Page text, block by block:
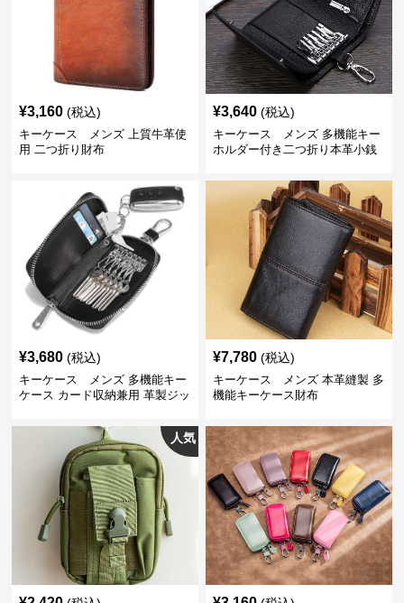
¥3,160 (税込)
キーケース メンズ 上質牛革使
用 二つ折り財布
¥3,640 (税込)
キーケース メンズ 多機能キー
ホルダー付き二つ折り本革小銭
¥3,680 (税込)
キーケース メンズ 多機能キー
ケース カード収納兼用 革製ジッ
¥7,780 (税込)
キーケース メンズ 本革縫製 多
機能キーケース財布
人気